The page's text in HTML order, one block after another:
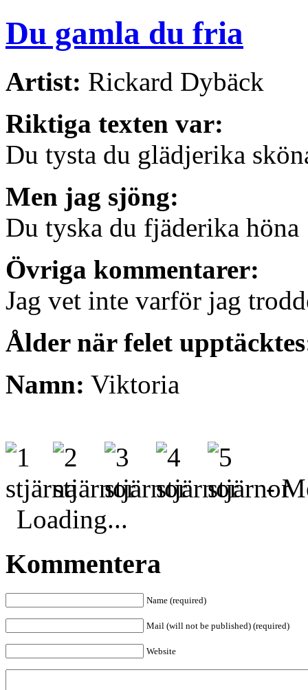
Du gamla du fria
Artist: Rickard Dybäck
Riktiga texten var:
Du tysta du glädjerika
Men jag sjöng:
Du tyska du fjäderika höna
Övriga kommentarer:
Jag vet inte varför jag
Ålder när felet
Namn: Viktoria
-
Loading...
Kommentera
Name (required)
Mail (will not be published) (required)
Website